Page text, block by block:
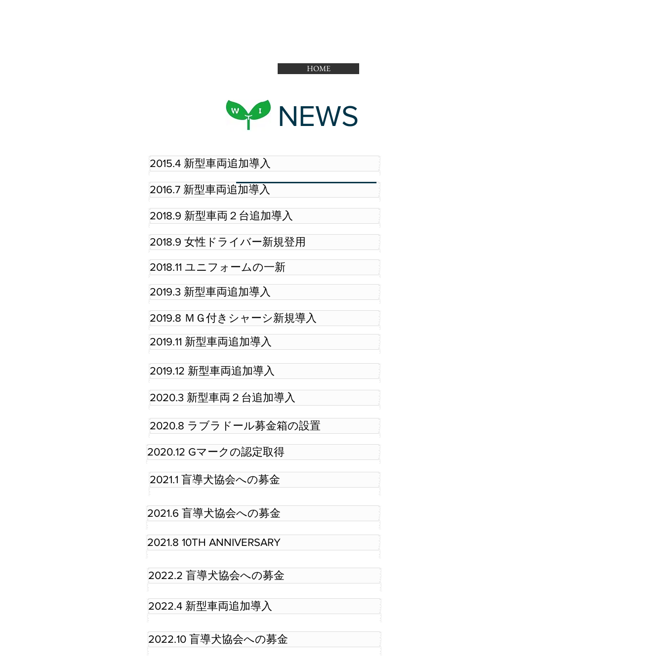
HOME
NEWS
2015.4 新型車両追加導入
2016.7 新型車両追加導入
2018.9 新型車両２台追加導入
2018.9 女性ドライバー新規登用
2018.11 ユニフォームの一新
2019.3 新型車両追加導入
2019.8 ＭＧ付きシャーシ新規導入
2019.11 新型車両追加導入
2019.12 新型車両追加導入
2020.3 新型車両２台追加導入
2020.8 ラブラドール募金箱の設置
2020.12 Gマークの認定取得
2021.1 盲導犬協会への募金
2021.6 盲導犬協会への募金
2021.8 10TH ANNIVERSARY
2022.2 盲導犬協会への募金
2022.4 新型車両追加導入
2022.10 盲導犬協会への募金